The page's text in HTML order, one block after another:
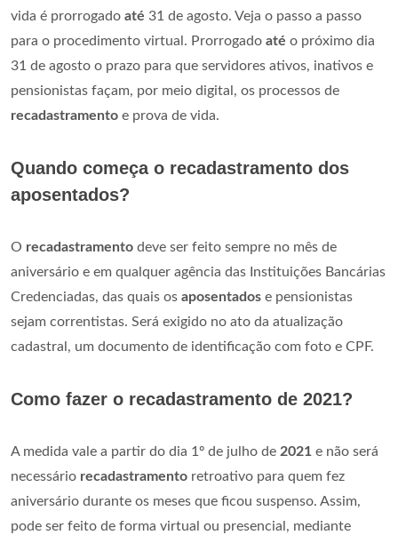
vida é prorrogado até 31 de agosto. Veja o passo a passo
para o procedimento virtual. Prorrogado até o próximo dia
31 de agosto o prazo para que servidores ativos, inativos e
pensionistas façam, por meio digital, os processos de
recadastramento e prova de vida.
Quando começa o recadastramento dos
aposentados?
O recadastramento deve ser feito sempre no mês de
aniversário e em qualquer agência das Instituições Bancárias
Credenciadas, das quais os aposentados e pensionistas
sejam correntistas. Será exigido no ato da atualização
cadastral, um documento de identificação com foto e CPF.
Como fazer o recadastramento de 2021?
A medida vale a partir do dia 1º de julho de 2021 e não será
necessário recadastramento retroativo para quem fez
aniversário durante os meses que ficou suspenso. Assim,
pode ser feito de forma virtual ou presencial, mediante